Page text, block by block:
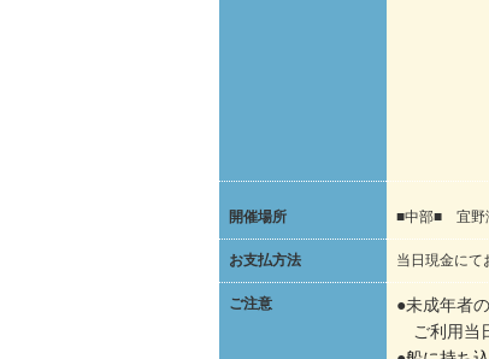
開催場所 ■中部■ 宜野
お支払方法 当日現金にて
ご注意
●未成年者
ご利用当